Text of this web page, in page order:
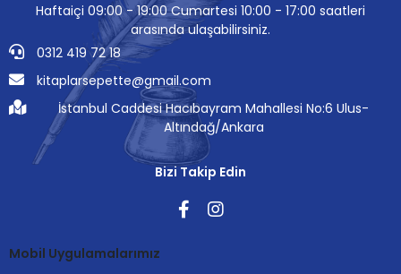
Haftaiçi 09:00 - 19:00 Cumartesi 10:00 - 17:00 saatleri
arasında ulaşabilirsiniz.
0312 419 72 18
kitaplarsepette@gmail.com
İstanbul Caddesi Hacıbayram Mahallesi No:6 Ulus-
Altındağ/Ankara
Bizi Takip Edin
Mobil Uygulamalarımız